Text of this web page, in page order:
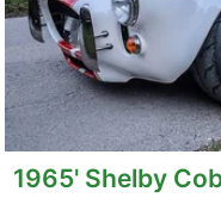
1965' Shelby